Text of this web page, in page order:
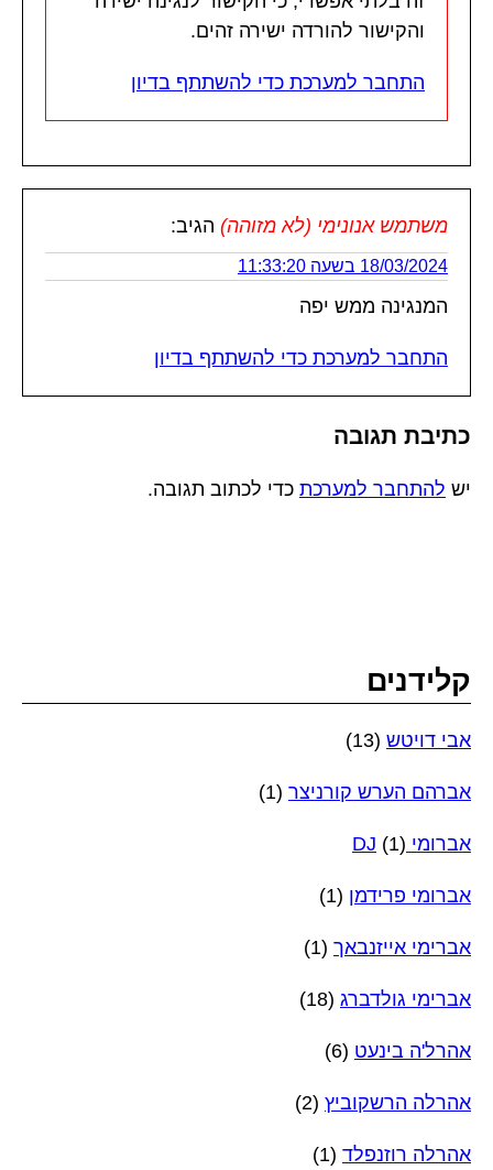
והקישור להורדה ישירה זהים.
התחבר למערכת כדי להשתתף בדיון
משתמש אנונימי (לא מזוהה) הגיב:
18/03/2024 בשעה 11:33:20
המנגינה ממש יפה
התחבר למערכת כדי להשתתף בדיון
כתיבת תגובה
יש להתחבר למערכת כדי לכתוב תגובה.
קלידנים
אבי דויטש (13)
אברהם הערש קורניצר (1)
אברומי DJ (1)
אברומי פרידמן (1)
אברימי אייזנבאך (1)
אברימי גולדברג (18)
אהרל'ה בינעט (6)
אהרלה הרשקוביץ (2)
אהרלה רוזנפלד (1)